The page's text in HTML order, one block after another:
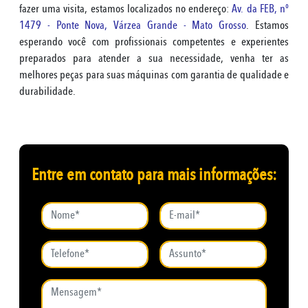
fazer uma visita, estamos localizados no endereço:Av. da FEB, nº
1479 - Ponte Nova, Várzea Grande - Mato Grosso. Estamos
esperando você com profissionais competentes e experientes
preparados para atender a sua necessidade, venha ter as
melhores peças para suas máquinas com garantia de qualidade e
durabilidade.
Entre em contato para mais informações: